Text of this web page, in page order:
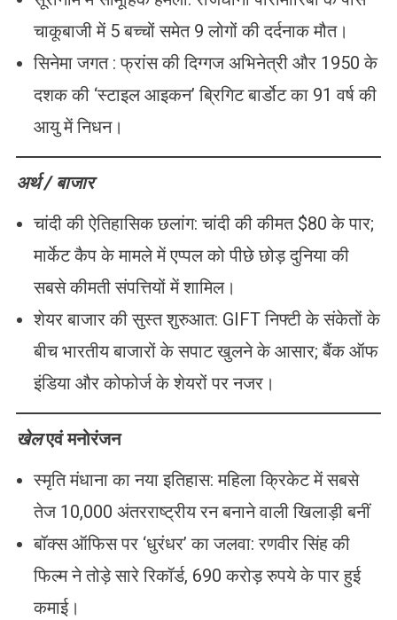
चाकूबाजी में 5 बच्चों समेत 9 लोगों की दर्दनाक मौत।
सिनेमा जगत : फ्रांस की दिग्गज अभिनेत्री और 1950 के
दशक की ‘स्टाइल आइकन’ ब्रिगिट बार्डोट का 91 वर्ष की
आयु में निधन।
अर्थ / बाजार
चांदी की ऐतिहासिक छलांग: चांदी की कीमत $80 के पार;
मार्केट कैप के मामले में एप्पल को पीछे छोड़ दुनिया की
सबसे कीमती संपत्तियों में शामिल।
शेयर बाजार की सुस्त शुरुआत: GIFT निफ्टी के संकेतों के
बीच भारतीय बाजारों के सपाट खुलने के आसार; बैंक ऑफ
इंडिया और कोफोर्ज के शेयरों पर नजर।
खेलएवं मनोरंजन
स्मृति मंधाना का नया इतिहास: महिला क्रिकेट में सबसे
तेज 10,000 अंतरराष्ट्रीय रन बनाने वाली खिलाड़ी बनीं
बॉक्स ऑफिस पर ‘धुरंधर’ का जलवा: रणवीर सिंह की
फिल्म ने तोड़े सारे रिकॉर्ड, 690 करोड़ रुपये के पार हुई
कमाई।